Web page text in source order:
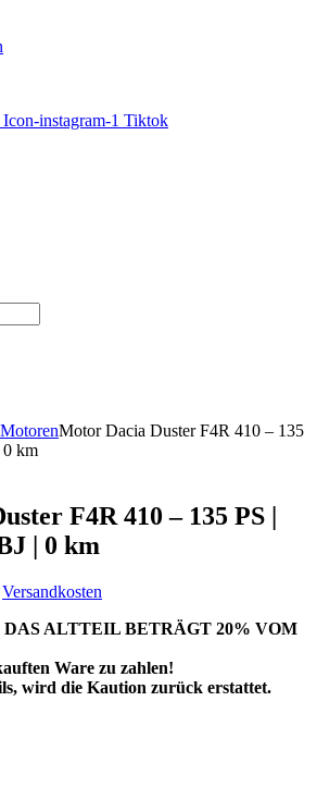
Icon-instagram-1 Tiktok
Motor Dacia Duster F4R 410 – 135
0 km
F4R 410 – 135 PS |
| 0 km
Versandkosten
ALTTEIL BETRÄGT 20% VOM
Ware zu zahlen!
wird die Kaution zurück erstattet.